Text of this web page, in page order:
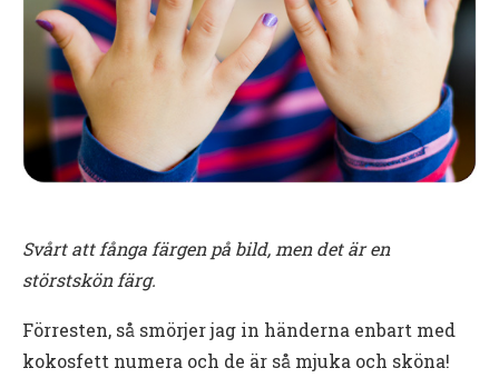
Svårt att fånga färgen på bild, men det är en
störstskön färg.
Förresten, så smörjer jag in händerna enbart med
kokosfett numera och de är så mjuka och sköna!